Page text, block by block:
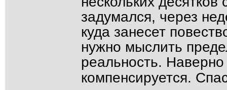
задумался, через
куда занесет
нужно мыслить
реальность.
компенсируется.